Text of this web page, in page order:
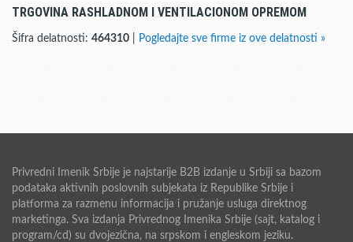
TRGOVINA RASHLADNOM I VENTILACIONOM OPREMOM
Šifra delatnosti: 464310 Pogledajte sve firme iz ove delatnosti »
Privredni Imenik Srbije je najstarije B2B izdanje u Srbiji sa bazom
podataka aktivnih poslovnih subjekata iz Republike Srbije i
platforma za razmenu informacija i pružanje usluga direktnog
marketinga. Sva izdanja Privrednog Imenika Srbije (sajt, katalog i
program/cd) su dvojezična, na srpskom i engleskom jeziku.